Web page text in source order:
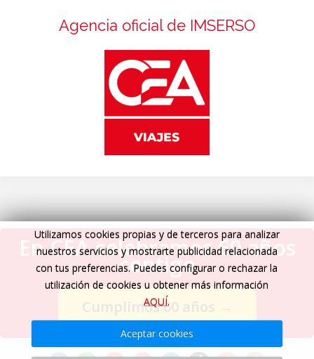
Agencia oficial de IMSERSO
En CEA celebramos 60 años
contigo
Cumplimos 60 años →
Utilizamos cookies propias y de terceros para analizar
nuestros servicios y mostrarte publicidad relacionada
con tus preferencias. Puedes configurar o rechazar la
utilización de cookies u obtener más información
AQUÍ.
Aceptar cookies